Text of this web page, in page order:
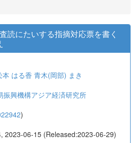
査読にたいする指摘対応票を書く
本 はる香 青木(岡部) まき
振興機構アジア経済研究所
)
2023-06-15 (Released:2023-06-29)